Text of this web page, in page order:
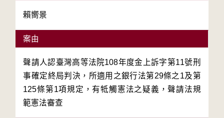
賴嚮景
案由
聲請人認臺灣高等法院108年度金上訴字第11號刑
事確定終局判決，所適用之銀行法第29條之1及第
125條第1項規定，有牴觸憲法之疑義，聲請法規
範憲法審查